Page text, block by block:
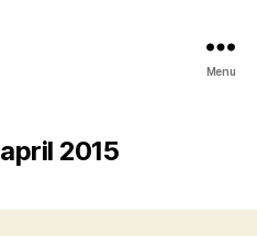
Menu
april 2015